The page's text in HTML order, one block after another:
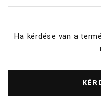
Ha kérdése van a